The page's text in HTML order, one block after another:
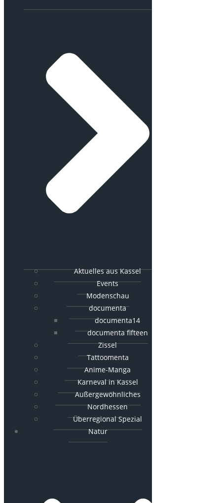
Aktuelles aus Kassel
Events
Modenschau
documenta
documenta14
documenta fifteen
Zissel
Tattoomenta
Anime-Manga
Karneval in Kassel
Außergewöhnliches
Nordhessen
Überregional Spezial
Natur